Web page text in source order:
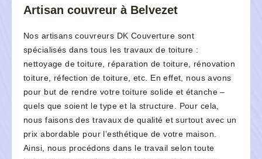
Artisan couvreur à Belvezet
Nos artisans couvreurs DK Couverture sont
spécialisés dans tous les travaux de toiture :
nettoyage de toiture, réparation de toiture, rénovation
toiture, réfection de toiture, etc. En effet, nous avons
pour but de rendre votre toiture solide et étanche –
quels que soient le type et la structure. Pour cela,
nous faisons des travaux de qualité et surtout avec un
prix abordable pour l’esthétique de votre maison.
Ainsi, nous procédons dans le travail selon toute